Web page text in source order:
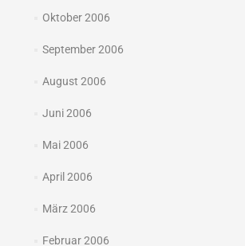
Oktober 2006
September 2006
August 2006
Juni 2006
Mai 2006
April 2006
März 2006
Februar 2006